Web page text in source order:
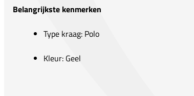
Belangrijkste kenmerken
Type kraag: Polo
Kleur: Geel